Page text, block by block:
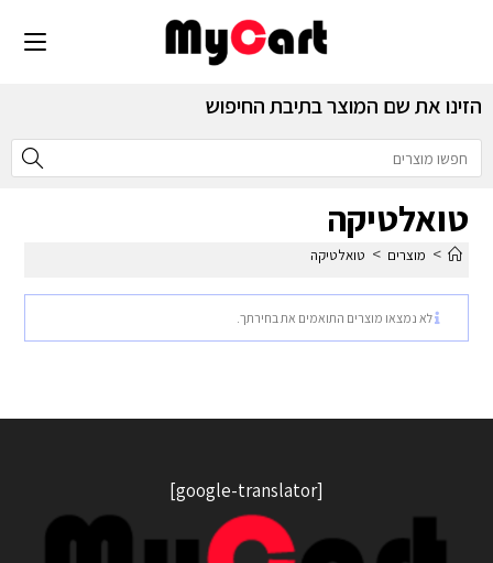
הזינו את שם המוצר בתיבת החיפוש
טואלטיקה
> מוצרים > טואלטיקה
לא נמצאו מוצרים התואמים את בחירתך.
[google-translator]